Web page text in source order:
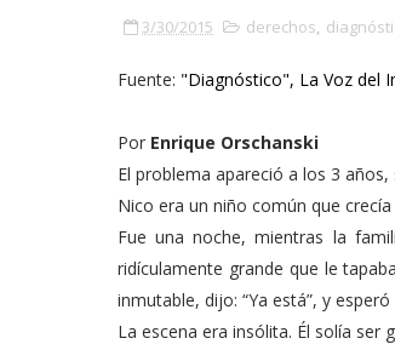
3/30/2015 derechos,
Fuente: "Diagnóstico", La Voz del
Por Enrique Orschanski
El problema apareció a los 3 años,
Nico era un niño común que
Fue una noche, mientras la
ridículamente grande que le
inmutable, dijo: “Ya está”, y
La escena era insólita. Él solía ser